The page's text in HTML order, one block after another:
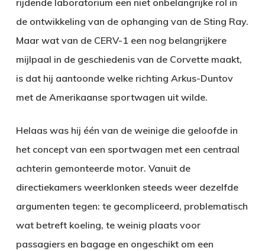
rijdende laboratorium een niet onbelangrijke rol in
de ontwikkeling van de ophanging van de Sting Ray.
Maar wat van de CERV-1 een nog belangrijkere
mijlpaal in de geschiedenis van de Corvette maakt,
is dat hij aantoonde welke richting Arkus-Duntov
met de Amerikaanse sportwagen uit wilde.
Helaas was hij één van de weinige die geloofde in
het concept van een sportwagen met een centraal
achterin gemonteerde motor. Vanuit de
directiekamers weerklonken steeds weer dezelfde
argumenten tegen: te gecompliceerd, problematisch
wat betreft koeling, te weinig plaats voor
passagiers en bagage en ongeschikt om een